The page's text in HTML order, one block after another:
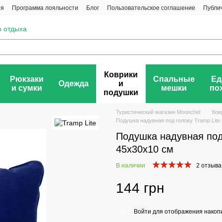
Программа лояльности Блог Пользовательское соглашение
отдыха
Рюкзаки
и сумки
Одежда
Коврики
и
подушки
Спальные
мешки
Туристический магазин Moonchel
Подушка надувная под голову Tramp
Подушка надувная
45x30x10 см
В наличии 2 отзыва
144 грн
Войти для отображения